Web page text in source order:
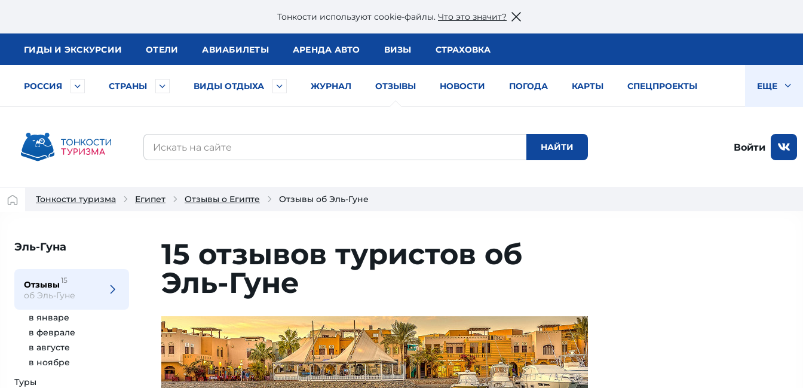
Тонкости используют сookie-файлы. Что это значит?
ГИДЫ И ЭКСКУРСИИ ОТЕЛИ АВИАБИЛЕТЫ АРЕНДА АВТО ВИЗЫ СТРАХОВКА
РОССИЯ СТРАНЫ ВИДЫ ОТДЫХА ЖУРНАЛ ОТЗЫВЫ НОВОСТИ ПОГОДА КАРТЫ СПЕЦПРОЕКТЫ ЕЩЕ
Войти
Тонкости туризма Египет Отзывы о Египте Отзывы об Эль-Гуне
Эль-Гуна
Отзывы 15
об Эль-Гуне
в январе
в феврале
в августе
в ноябре
Туры
15 отзывов туристов об
Эль-Гуне